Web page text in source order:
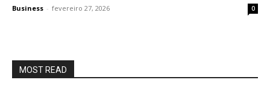
Business - fevereiro 27, 2026 0
MOST READ